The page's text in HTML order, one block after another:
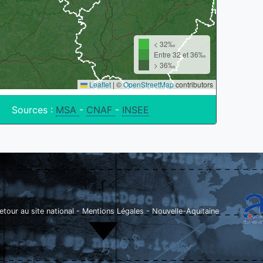
< 32‰
Entre 32 et 36‰
> 36‰
Leaflet | ©OpenStreetMapcontributors
Sources : MSA - CNAF - INSEE
au site national - Mentions Légales - Nouvelle-Aquitaine